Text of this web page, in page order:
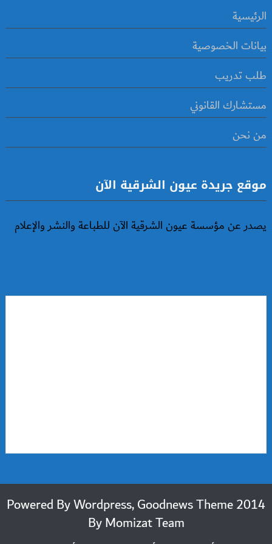
الرئيسية
بيانات الخصوصية
طلب تدريب
مستشارك القانوني
من نحن
موقع جريدة عيون الشرقية الآن
يصدر عن مؤسسة عيون الشرقية الآن للطباعة والنشر والإعلام
2014 Powered By Wordpress, Goodnews Theme
ByMomizat Team